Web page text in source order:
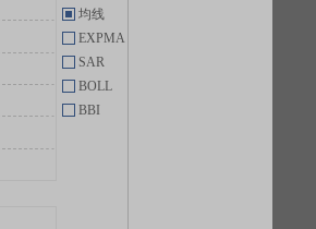
均线
EXPMA
SAR
BOLL
BBI